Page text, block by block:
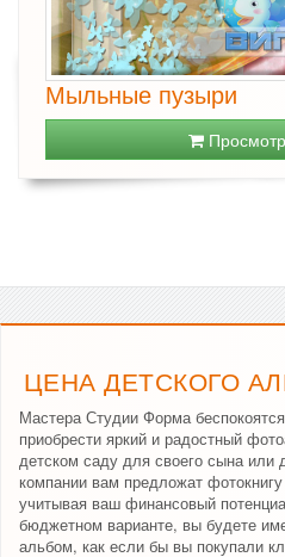
Мыльные пузыри
ЦЕНА ДЕТСКОГО
Мастера Студии Форма
приобрести яркий и радостный
детском саду для своего сына или
компании вам предложат
учитывая ваш финансовый
бюджетном варианте, вы будете
альбом, как если бы вы покупали